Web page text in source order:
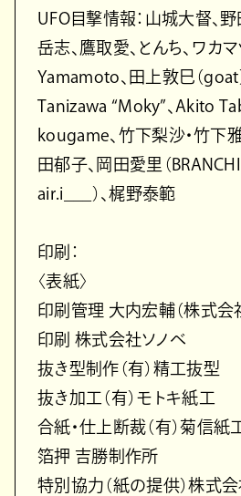
UFO目撃情報：山城大督、野
岳志、鷹取愛、とんち、ワカ
Yamamoto、田上敦巳（goat
Tanizawa “Moky”、Akito
kougame、竹下梨沙・竹下
田郁子、岡田愛里（
air.i___）、梶野泰範
印刷：
〈表紙〉
印刷管理 大内宏輔（株式会
印刷 株式会社ソノベ
抜き型制作（有）精工抜型
抜き加工（有）モトキ紙工
合紙・仕上断裁（有）菊信紙
箔押 吉勝制作所
特別協力（紙の提供）株式会